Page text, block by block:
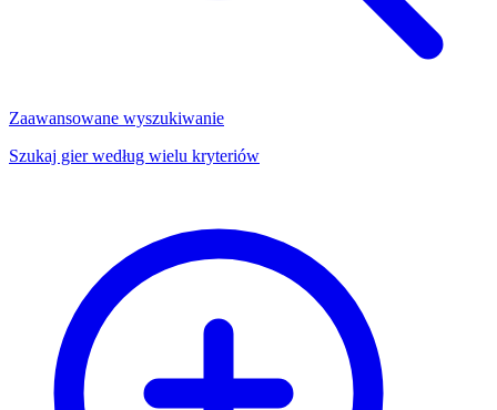
Zaawansowane wyszukiwanie
Szukaj gier według wielu kryteriów